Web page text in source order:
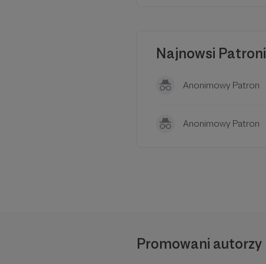
Zespół Agappe TV
Najnowsi Patroni
Anonimowy Patron
Anonimowy Patron
Promowani autorzy